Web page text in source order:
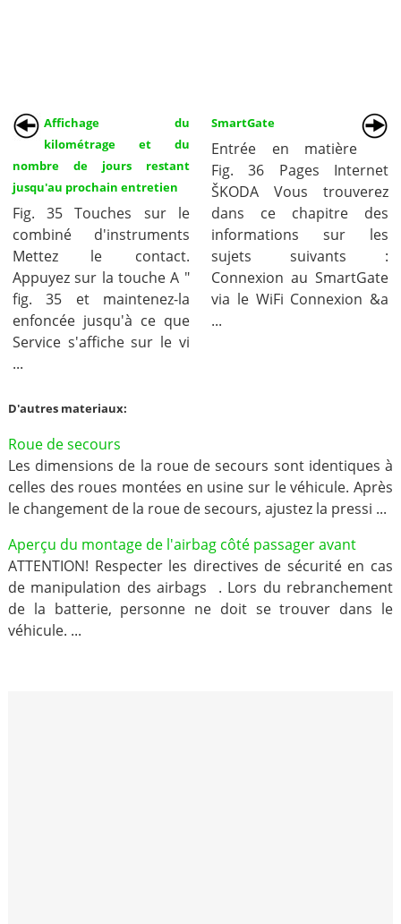
Affichage du
kilométrage et du
nombre de jours restant
jusqu'au prochain entretien
Fig. 35 Touches sur le
combiné d'instruments
Mettez le contact.
Appuyez sur la touche A "
fig. 35 et maintenez-la
enfoncée jusqu'à ce que
Service s'affiche sur le vi
...
SmartGate
Entrée en matière
Fig. 36 Pages Internet
ŠKODA Vous trouverez
dans ce chapitre des
informations sur les
sujets suivants :
Connexion au SmartGate
via le WiFi Connexion &a
...
D'autres materiaux:
Roue de secours
Les dimensions de la roue de secours sont identiques à
celles des roues montées en usine sur le véhicule. Après
le changement de la roue de secours, ajustez la pressi ...
Aperçu du montage de l'airbag côté passager avant
ATTENTION! Respecter les directives de sécurité en cas
de manipulation des airbags . Lors du rebranchement
de la batterie, personne ne doit se trouver dans le
véhicule. ...